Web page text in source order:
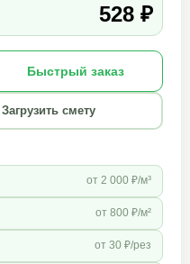
528 ₽
Быстрый заказ
смету
от 2 000 ₽/м³
от 800 ₽/м²
от 30 ₽/рез